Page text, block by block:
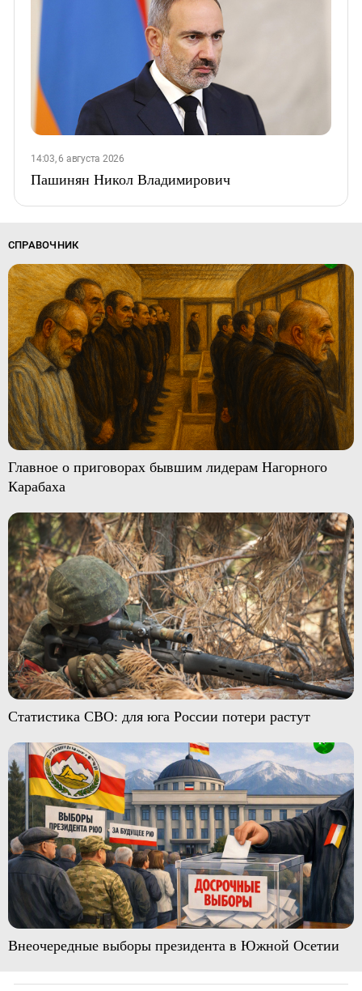
14:03, 6 августа 2026
Пашинян Никол Владимирович
СПРАВОЧНИК
Главное о приговорах бывшим лидерам Нагорного
Карабаха
Статистика СВО: для юга России потери растут
Внеочередные выборы президента в Южной Осетии